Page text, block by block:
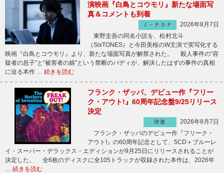
演映画『白鳥とコウモリ』新たな場面写
真＆コメントも到着
Ｊ－ＰＯＰ
2026年8月7日
東野圭吾の同名小説を、松村北斗
（SixTONES）と今田美桜のW主演で実写化する
映画『白鳥とコウモリ』より、新たな場面写真が解禁された。 殺人事件の“容
疑者の息子”と“被害者の娘”という禁断のバディが、解決したはずの事件の真相
に迫る本作 … 続きを読む
フランク・ザッパ、デビュー作『フリー
ク・アウト!』60周年記念盤9/25リリース
決定
洋楽
2026年8月7日
フランク・ザッパのデビュー作『フリーク・
アウト!』の60周年記念として、5CD＋ブルーレ
イ・スーパー・デラックス・エディションが9月25日にリリースされることが
決定した。 全6枚のディスクに全105トラックが収録された本作は、2026年
… 続きを読む